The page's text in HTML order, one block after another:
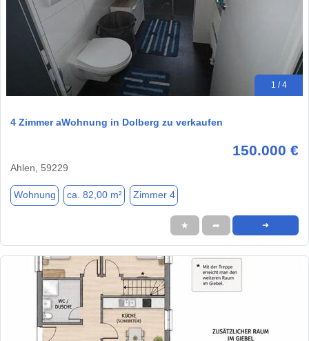
1 / 4
4 Zimmer aWohnung in Dolberg zu verkaufen
150.000 €
Ahlen, 59229
Wohnung ca. 82,00 m² Zimmer 4
★ ➦ ➜